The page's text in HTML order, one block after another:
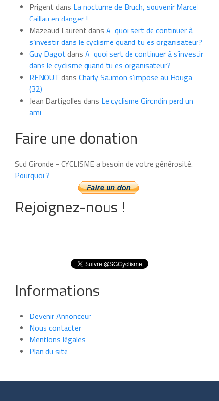
moisPrigent dans La nocturne de Bruch, souvenir Marcel
Caillau en danger !
Mazeaud Laurent dans A quoi sert de continuer à
s’investir dans le cyclisme quand tu es organisateur?
Guy Dagot dans A quoi sert de continuer à s’investir
dans le cyclisme quand tu es organisateur?
RENOUT dans Charly Saumon s’impose au Houga
(32)
Jean Dartigolles dans Le cyclisme Girondin perd un
ami
Faire une donation
Sud Gironde - CYCLISME a besoin de votre générosité.
Pourquoi ?
Rejoignez-nous !
Informations
Devenir Annonceur
Nous contacter
Mentions légales
Plan du site